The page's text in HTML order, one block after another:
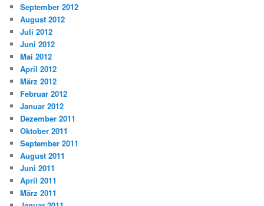
September 2012
August 2012
Juli 2012
Juni 2012
Mai 2012
April 2012
März 2012
Februar 2012
Januar 2012
Dezember 2011
Oktober 2011
September 2011
August 2011
Juni 2011
April 2011
März 2011